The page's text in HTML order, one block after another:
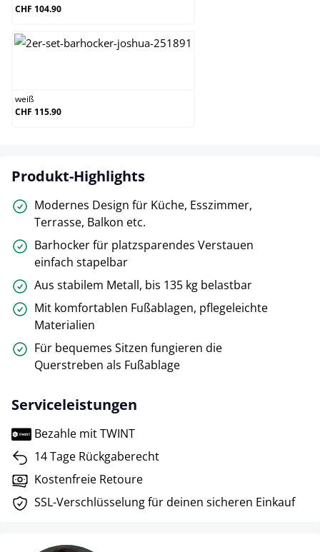
CHF 104.90
weiß
CHF 115.90
Produkt-Highlights
Modernes Design für Küche, Esszimmer,
Terrasse, Balkon etc.
Barhocker für platzsparendes Verstauen
einfach stapelbar
Aus stabilem Metall, bis 135 kg belastbar
Mit komfortablen Fußablagen, pflegeleichte
Materialien
Für bequemes Sitzen fungieren die
Querstreben als Fußablage
Serviceleistungen
Bezahle mit TWINT
14 Tage Rückgaberecht
Kostenfreie Retoure
SSL-Verschlüsselung für deinen sicheren Einkauf